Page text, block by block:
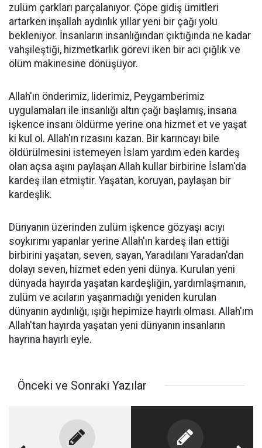
zulüm çarkları parçalanıyor. Çöpe gidiş ümitleri
artarken inşallah aydınlık yıllar yeni bir çağı yolu
bekleniyor. İnsanların insanlığından çıktığında ne kadar
vahşileştiği, hizmetkarlık görevi iken bir acı çığlık ve
ölüm makinesine dönüşüyor.
Allah'ın önderimiz, liderimiz, Peygamberimiz
uygulamaları ile insanlığı altın çağı başlamış, insana
işkence insanı öldürme yerine ona hizmet et ve yaşat
ki kul ol. Allah'ın rızasını kazan. Bir karıncayı bile
öldürülmesini istemeyen İslam yardım eden kardeş
olan açsa aşını paylaşan Allah kullar birbirine İslam'da
kardeş ilan etmiştir. Yaşatan, koruyan, paylaşan bir
kardeşlik.
Dünyanın üzerinden zulüm işkence gözyaşı acıyı
soykırımı yapanlar yerine Allah'ın kardeş ilan ettiği
birbirini yaşatan, seven, sayan, Yaradılanı Yaradan'dan
dolayı seven, hizmet eden yeni dünya. Kurulan yeni
dünyada hayırda yaşatan kardeşliğin, yardımlaşmanın,
zulüm ve acıların yaşanmadığı yeniden kurulan
dünyanın aydınlığı, ışığı hepimize hayırlı olması. Allah'ım
Allah'tan hayırda yaşatan yeni dünyanın insanların
hayrına hayırlı eyle.
Önceki ve Sonraki Yazılar